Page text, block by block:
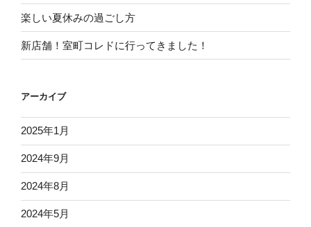
楽しい夏休みの過ごし方
新店舗！室町コレドに行ってきました！
アーカイブ
2025年1月
2024年9月
2024年8月
2024年5月